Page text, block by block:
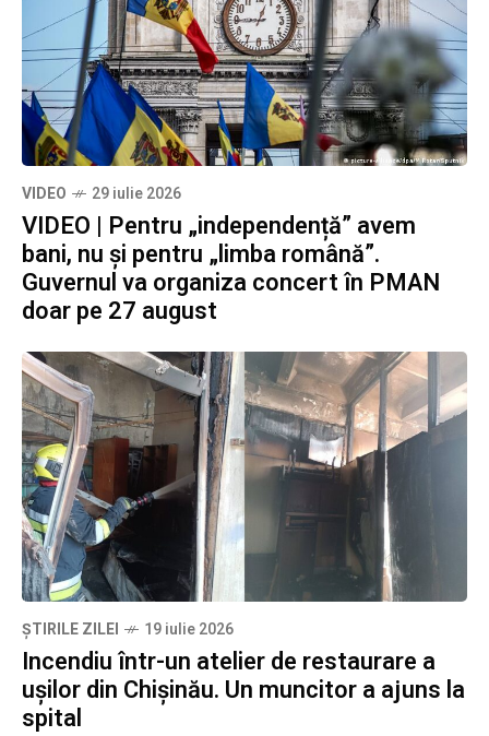
VIDEO 29 iulie 2026
VIDEO | Pentru „independență” avem
bani, nu și pentru „limba română”.
Guvernul va organiza concert în PMAN
doar pe 27 august
ȘTIRILE ZILEI 19 iulie 2026
Incendiu într-un atelier de restaurare a
ușilor din Chișinău. Un muncitor a ajuns la
spital